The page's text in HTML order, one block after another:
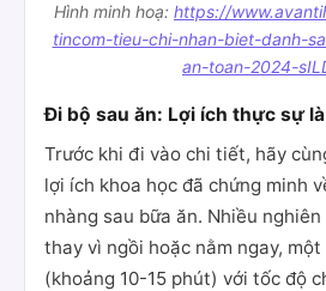
Hình minh hoạ: https://
tincom-tieu-chi-nhan-biet-danh-
an-toan-2024-
Đi bộ sau ăn: Lợi ích thực sự
Trước khi đi vào chi tiết, hãy
lợi ích khoa học đã chứng minh
nhàng sau bữa ăn. Nhiều
thay vì ngồi hoặc nằm ngay,
(khoảng 10-15 phút) với tốc độ